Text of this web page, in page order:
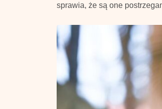
sprawia, że są one